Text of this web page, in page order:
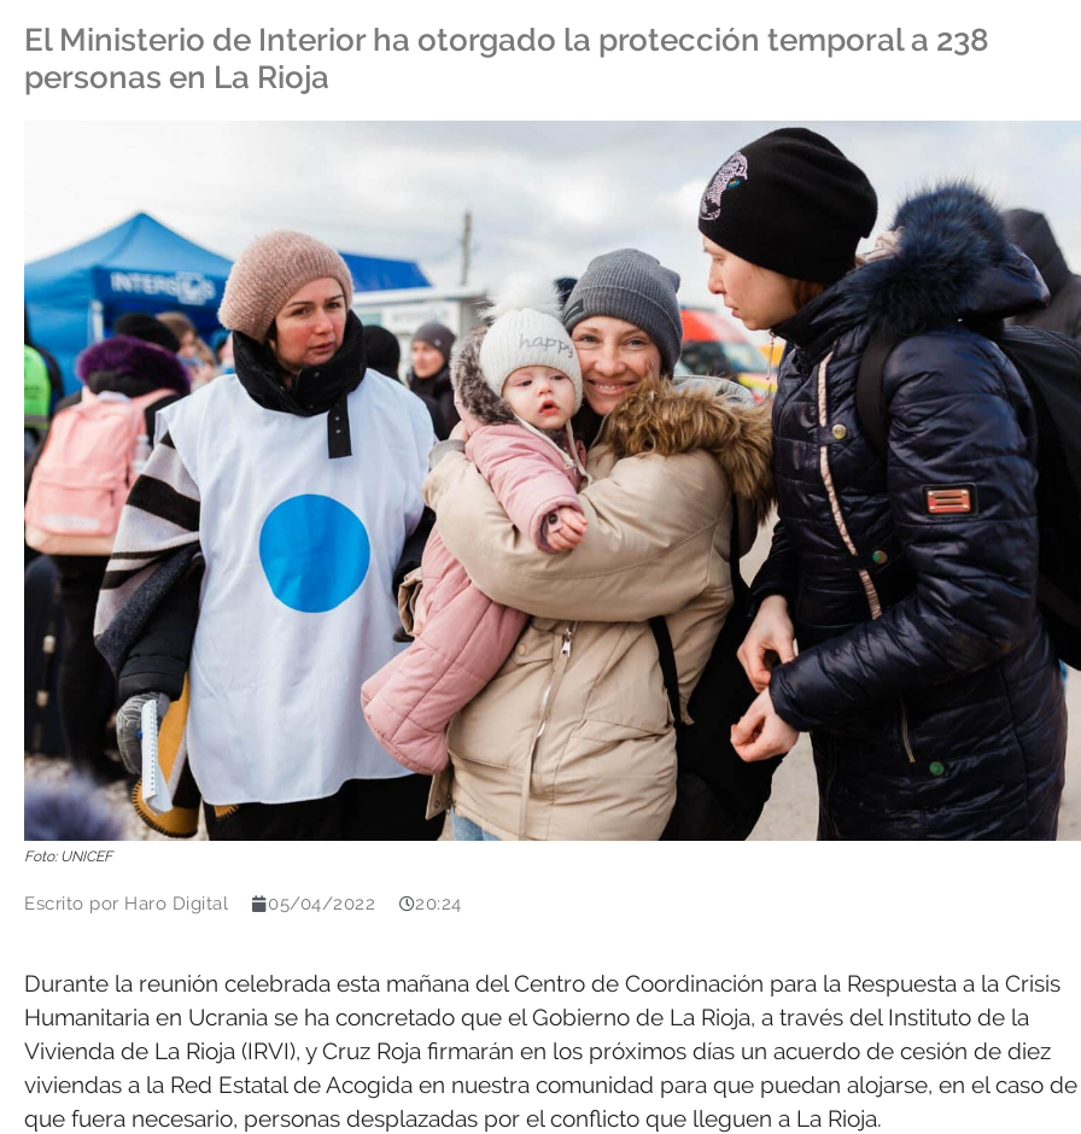
El Ministerio de Interior ha otorgado la protección temporal a 238
personas en La Rioja
Foto: UNICEF
Escrito por Haro Digital 05/04/2022 20:24
Durante la reunión celebrada esta mañana del Centro de Coordinación para la Respuesta a la Crisis
Humanitaria en Ucrania se ha concretado que el Gobierno de La Rioja, a través del Instituto de la
Vivienda de La Rioja (IRVI), y Cruz Roja firmarán en los próximos días un acuerdo de cesión de diez
viviendas a la Red Estatal de Acogida en nuestra comunidad para que puedan alojarse, en el caso de
que fuera necesario, personas desplazadas por el conflicto que lleguen a La Rioja.